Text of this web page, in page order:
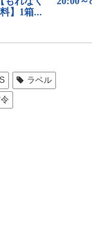
ラベル